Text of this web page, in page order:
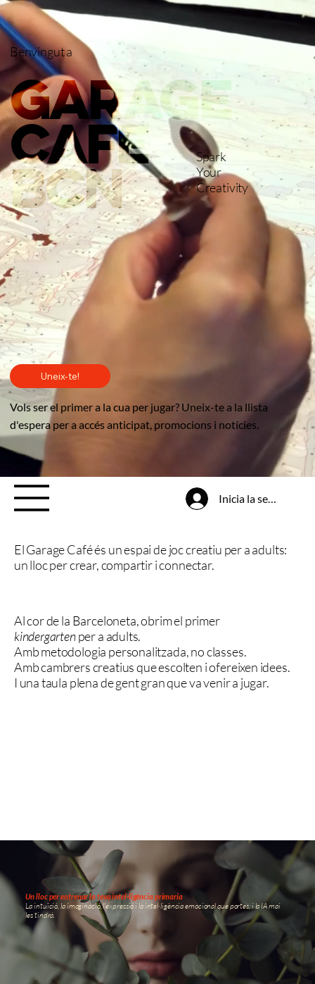
Benvingut a
garage
cafe
bcn
Spark
Your
Creativity
Uneix-te!
Vols ser el primer a la cua per jugar? Uneix-te a la llista
d'espera per a accés anticipat, promocions i notícies.
Inicia la sessió
El Garage Café és un espai de joc creatiu per a adults:
un lloc per crear, compartir i connectar.
Al cor de la Barceloneta, obrim el primer
kindergartenper a adults.
Amb metodologia personalitzada, no classes.
Amb cambrers creatius que escolten i ofereixen idees.
I una taula plena de gent gran que va venir a jugar.
Un lloc per entrenar la teva intel·ligència primaria
La intuïció, la imaginació, l'expressió i la intel·ligència emocional que portes, i la IA mai
les tindrà.